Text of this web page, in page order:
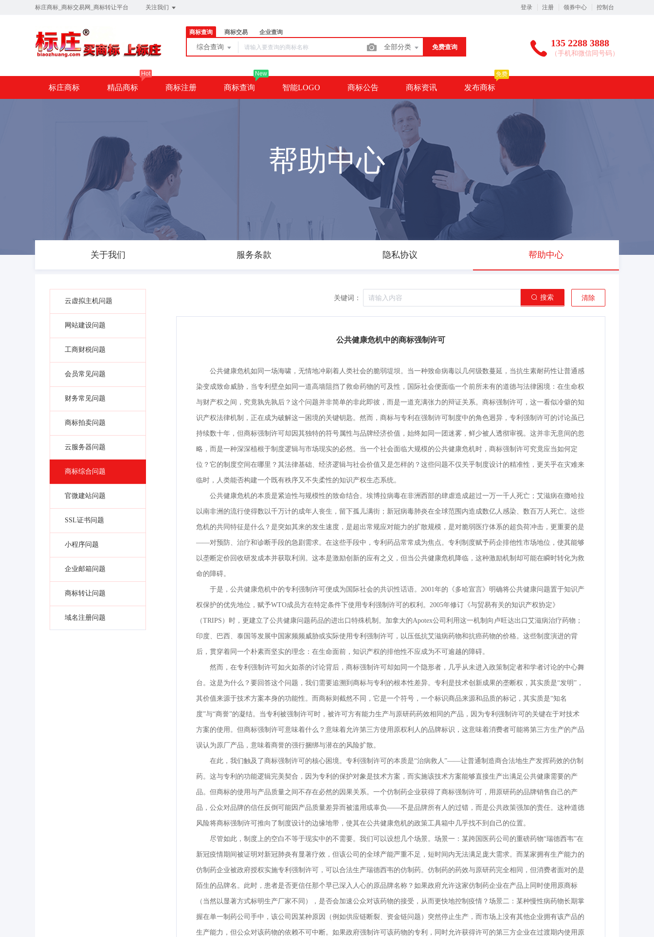
标庄商标_商标交易网_商标转让平台 关注我们 登录 注册 领券中心 控制台
商标查询 商标交易 企业查询
综合查询 全部分类 免费查询 135 2288 3888
（手机和微信同号码）
标庄商标 精品商标
Hot
商标注册 商标查询
New
智能LOGO 商标公告 商标资讯 发布商标
免费
帮助中心
关于我们 服务条款 隐私协议 帮助中心
云虚拟主机问题
网站建设问题
工商财税问题
会员常见问题
财务常见问题
商标拍卖问题
云服务器问题
商标综合问题
官微建站问题
SSL证书问题
小程序问题
企业邮箱问题
商标转让问题
域名注册问题
关键词： 搜索 清除
公共健康危机中的商标强制许可
公共健康危机如同一场海啸，无情地冲刷着人类社会的脆弱堤坝。当一种致命病毒以几何级数蔓延，当抗生素耐药性让普通感
染变成致命威胁，当专利壁垒如同一道高墙阻挡了救命药物的可及性，国际社会便面临一个前所未有的道德与法律困境：在生命权
与财产权之间，究竟孰先孰后？这个问题并非简单的非此即彼，而是一道充满张力的辩证关系。商标强制许可，这一看似冷僻的知
识产权法律机制，正在成为破解这一困境的关键钥匙。然而，商标与专利在强制许可制度中的角色迥异，专利强制许可的讨论虽已
持续数十年，但商标强制许可却因其独特的符号属性与品牌经济价值，始终如同一团迷雾，鲜少被人透彻审视。这并非无意间的忽
略，而是一种深深植根于制度逻辑与市场现实的必然。当一个社会面临大规模的公共健康危机时，商标强制许可究竟应当如何定
位？它的制度空间在哪里？其法律基础、经济逻辑与社会价值又是怎样的？这些问题不仅关乎制度设计的精准性，更关乎在灾难来
临时，人类能否构建一个既有秩序又不失柔性的知识产权生态系统。
公共健康危机的本质是紧迫性与规模性的致命结合。埃博拉病毒在非洲西部的肆虐造成超过一万一千人死亡；艾滋病在撒哈拉
以南非洲的流行使得数以千万计的成年人丧生，留下孤儿满街；新冠病毒肺炎在全球范围内造成数亿人感染、数百万人死亡。这些
危机的共同特征是什么？是突如其来的发生速度，是超出常规应对能力的扩散规模，是对脆弱医疗体系的超负荷冲击，更重要的是
——对预防、治疗和诊断手段的急剧需求。在这些手段中，专利药品常常成为焦点。专利制度赋予药企排他性市场地位，使其能够
以垄断定价回收研发成本并获取利润。这本是激励创新的应有之义，但当公共健康危机降临，这种激励机制却可能在瞬时转化为救
命的障碍。
于是，公共健康危机中的专利强制许可便成为国际社会的共识性话语。2001年的《多哈宣言》明确将公共健康问题置于知识产
权保护的优先地位，赋予WTO成员方在特定条件下使用专利强制许可的权利。2005年修订《与贸易有关的知识产权协定》
（TRIPS）时，更建立了公共健康问题药品的进出口特殊机制。加拿大的Apotex公司利用这一机制向卢旺达出口艾滋病治疗药物；
印度、巴西、泰国等发展中国家频频威胁或实际使用专利强制许可，以压低抗艾滋病药物和抗癌药物的价格。这些制度演进的背
后，贯穿着同一个朴素而坚实的理念：在生命面前，知识产权的排他性不应成为不可逾越的障碍。
然而，在专利强制许可如火如荼的讨论背后，商标强制许可却如同一个隐形者，几乎从未进入政策制定者和学者讨论的中心舞
台。这是为什么？要回答这个问题，我们需要追溯到商标与专利的根本性差异。专利是技术创新成果的垄断权，其实质是“发明”，
其价值来源于技术方案本身的功能性。而商标则截然不同，它是一个符号，一个标识商品来源和品质的标记，其实质是“知名
度”与“商誉”的凝结。当专利被强制许可时，被许可方有能力生产与原研药药效相同的产品，因为专利强制许可的关键在于对技术
方案的使用。但商标强制许可意味着什么？意味着允许第三方使用原权利人的品牌标识，这意味着消费者可能将第三方生产的产品
误认为原厂产品，意味着商誉的强行捆绑与潜在的风险扩散。
在此，我们触及了商标强制许可的核心困境。专利强制许可的本质是“治病救人”——让普通制造商合法地生产发挥药效的仿制
药。这与专利的功能逻辑完美契合，因为专利的保护对象是技术方案，而实施该技术方案能够直接生产出满足公共健康需要的产
品。但商标的使用与产品质量之间不存在必然的因果关系。一个仿制药企业获得了商标强制许可，用原研药的品牌销售自己的产
品，公众对品牌的信任反倒可能因产品质量差异而被滥用或辜负——不是品牌所有人的过错，而是公共政策强加的责任。这种道德
风险将商标强制许可推向了制度设计的边缘地带，使其在公共健康危机的政策工具箱中几乎找不到自己的位置。
尽管如此，制度上的空白不等于现实中的不需要。我们可以设想几个场景。场景一：某跨国医药公司的重磅药物“瑞德西韦”在
新冠疫情期间被证明对新冠肺炎有显著疗效，但该公司的全球产能严重不足，短时间内无法满足庞大需求。而某家拥有生产能力的
仿制药企业被政府授权实施专利强制许可，可以合法生产瑞德西韦的仿制药。仿制药的药效与原研药完全相同，但消费者面对的是
陌生的品牌名。此时，患者是否更信任那个早已深入人心的原品牌名称？如果政府允许这家仿制药企业在产品上同时使用原商标
（当然以显著方式标明生产厂家不同），是否会加速公众对该药物的接受，从而更快地控制疫情？场景二：某种慢性病药物长期掌
握在单一制药公司手中，该公司因某种原因（例如供应链断裂、资金链问题）突然停止生产，而市场上没有其他企业拥有该产品的
生产能力，但公众对该药物的依赖不可中断。如果政府强制许可该药物的专利，同时允许获得许可的第三方企业在过渡期内使用原